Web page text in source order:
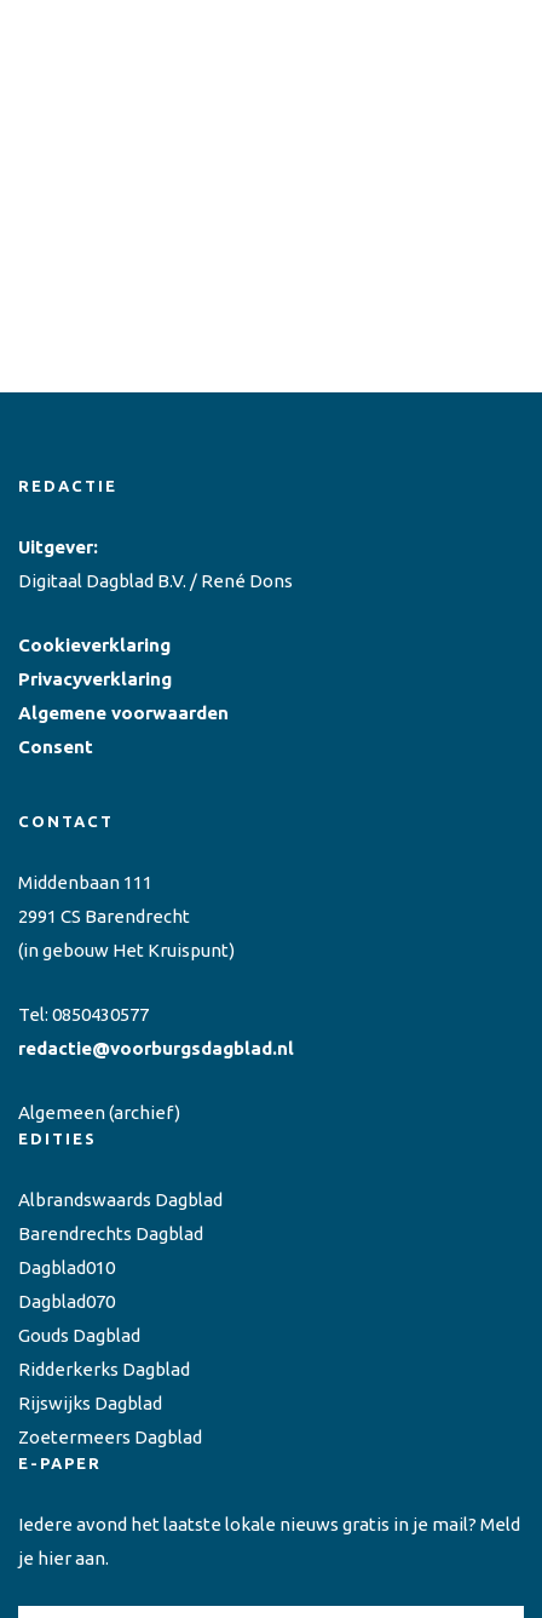
REDACTIE
Uitgever:
Digitaal Dagblad B.V. / René Dons
Cookieverklaring
Privacyverklaring
Algemene voorwaarden
Consent
CONTACT
Middenbaan 111
2991 CS Barendrecht
(in gebouw Het Kruispunt)
Tel: 0850430577
redactie@voorburgsdagblad.nl
Algemeen(archief)
EDITIES
Albrandswaards Dagblad
Barendrechts Dagblad
Dagblad010
Dagblad070
Gouds Dagblad
Ridderkerks Dagblad
Rijswijks Dagblad
Zoetermeers Dagblad
E-PAPER
Iedere avond het laatste lokale nieuws gratis in je mail? Meld
je hier aan.